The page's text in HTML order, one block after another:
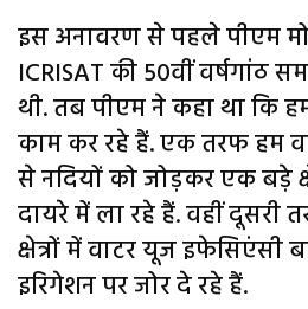
इस अनावरण से पहले पीएम
ICRISAT की 50वीं वर्षगांठ
थी. तब पीएम ने कहा था कि
काम कर रहे हैं. एक तरफ हम
से नदियों को जोड़कर एक बड़े
दायरे में ला रहे हैं. वहीं दूसरी
क्षेत्रों में वाटर यूज इफेसिएंसी
इरिगेशन पर जोर दे रहे हैं.